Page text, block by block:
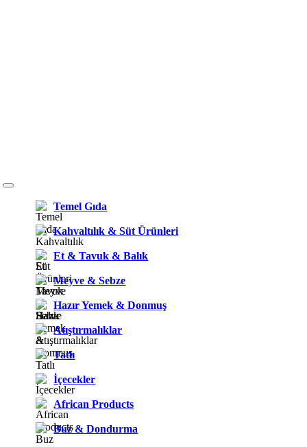
Temel Gıda
Kahvaltılık & Süt Ürünleri
Et & Tavuk & Balık
Meyve & Sebze
Hazır Yemek & Donmuş
Atıştırmalıklar
Tatlı
İçecekler
African Products
Buz & Dondurma